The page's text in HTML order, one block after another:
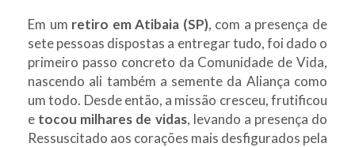
Em um retiro em Atibaia (SP), com a presença de
sete pessoas dispostas a entregar tudo, foi dado o
primeiro passo concreto da Comunidade de Vida,
nascendo ali também a semente da Aliança como
um todo. Desde então, a missão cresceu, frutificou
e tocou milhares de vidas, levando a presença do
Ressuscitado aos corações mais desfigurados pela